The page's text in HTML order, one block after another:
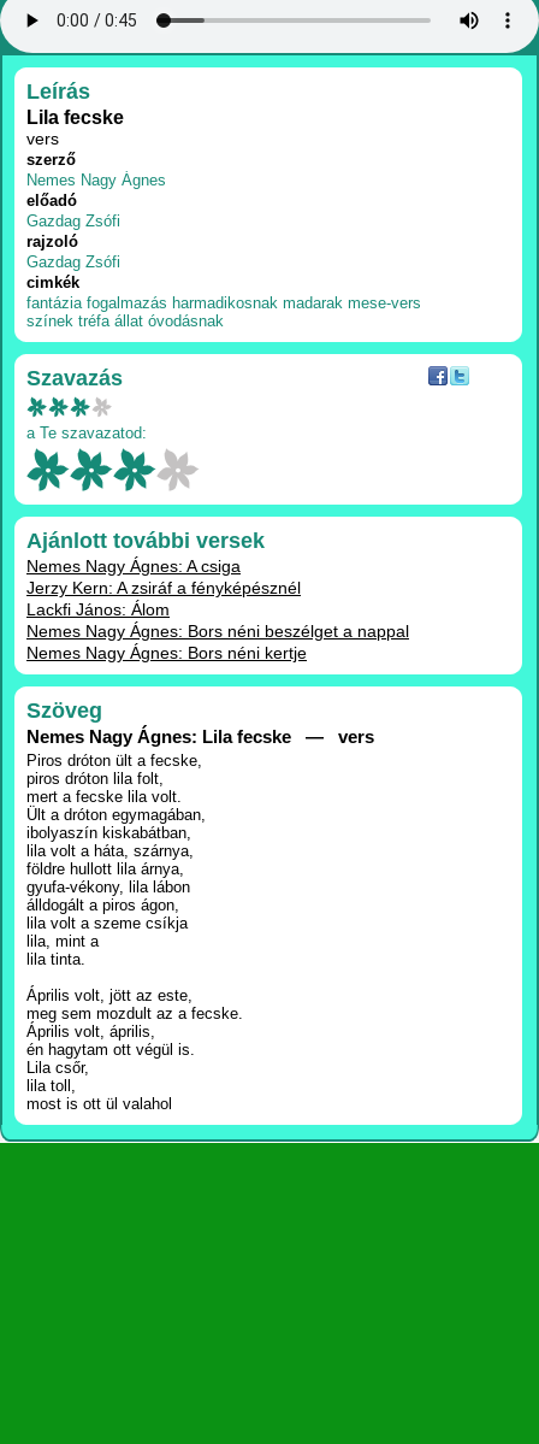
RÉSZLETEK
Leírás
Lila fecske
vers
szerző
Nemes Nagy Ágnes
előadó
Gazdag Zsófi
rajzoló
Gazdag Zsófi
cimkék
fantázia fogalmazás harmadikosnak madarak mese-vers
színek tréfa állat óvodásnak
Szavazás
a Te szavazatod:
Ajánlott további versek
Nemes Nagy Ágnes: A csiga
Jerzy Kern: A zsiráf a fényképésznél
Lackfi János: Álom
Nemes Nagy Ágnes: Bors néni beszélget a nappal
Nemes Nagy Ágnes: Bors néni kertje
Szöveg
Nemes Nagy Ágnes: Lila fecske — vers
Piros dróton ült a fecske,
piros dróton lila folt,
mert a fecske lila volt.
Ült a dróton egymagában,
ibolyaszín kiskabátban,
lila volt a háta, szárnya,
földre hullott lila árnya,
gyufa-vékony, lila lábon
álldogált a piros ágon,
lila volt a szeme csíkja
lila, mint a
lila tinta.
Április volt, jött az este,
meg sem mozdult az a fecske.
Április volt, április,
én hagytam ott végül is.
Lila csőr,
lila toll,
most is ott ül valahol